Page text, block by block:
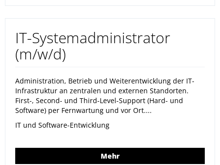
IT-Systemadministrator
(m/w/d)
Administration, Betrieb und Weiterentwicklung der IT-
Infrastruktur an zentralen und externen Standorten.
First-, Second- und Third-Level-Support (Hard- und
Software) per Fernwartung und vor Ort....
IT und Software-Entwicklung
Mehr